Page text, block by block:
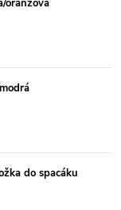
oranžová
do spacáku